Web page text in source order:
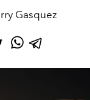
Gasquez